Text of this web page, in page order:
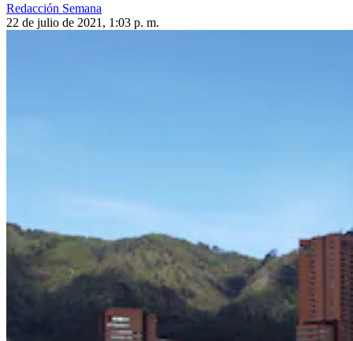
Redacción Semana
22 de julio de 2021, 1:03 p. m.